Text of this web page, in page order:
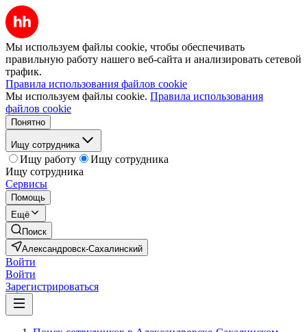
Мы используем файлы cookie, чтобы обеспечивать
правильную работу нашего веб-сайта и анализировать сетевой
трафик.
Правила использования файлов cookie
Мы используем файлы cookie. Правила использования
файлов cookie
Понятно
Ищу сотрудника
Ищу работу
Ищу сотрудника
Ищу сотрудника
Сервисы
Помощь
Ещё
Поиск
Александровск-Сахалинский
Войти
Войти
Зарегистрироваться